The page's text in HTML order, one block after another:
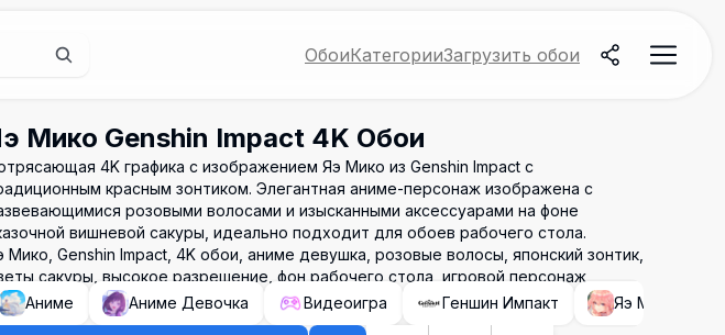
ОбоиКатегорииЗагрузить обои
Мико Genshin Impact 4K Обои
4K графика с изображением Яэ Мико из Genshin Impact с
красным зонтиком. Элегантная аниме-персонаж изображена с
розовыми волосами и изысканными аксессуарами на фоне
вишневой сакуры, идеально подходит для обоев рабочего стола.
Мико, Genshin Impact, 4K обои, аниме девушка, розовые волосы, японский зонтик,
сакуры, высокое разрешение, фон рабочего стола, игровой персонаж
Аниме
Аниме Девочка Видеоигра Геншин Импакт Яэ Мико